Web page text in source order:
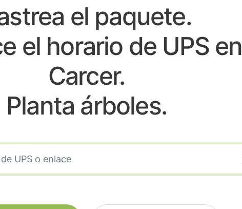
el paquete.
el horario de UPS en
Carcer.
Planta árboles.